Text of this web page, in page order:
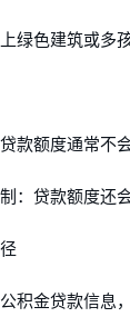
绿色建筑或多
款额度通常不
：贷款额度还
积金贷款信息